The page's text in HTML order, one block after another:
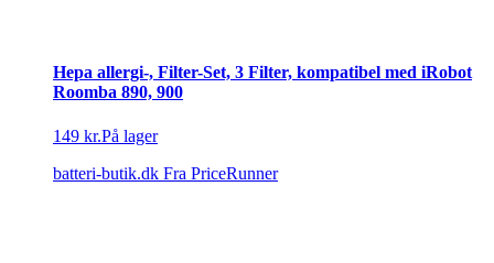
Hepa allergi-, Filter-Set, 3 Filter, kompatibel med iRobot
Roomba 890, 900
149 kr.På lager
batteri-butik.dk Fra PriceRunner